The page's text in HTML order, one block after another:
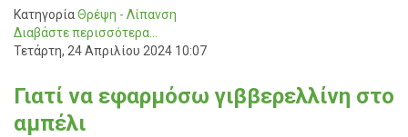
ΚατηγορίαΘρέψη - Λίπανση
Διαβάστε περισσότερα...
Τετάρτη, 24 Απριλίου 2024 10:07
Γιατί να εφαρμόσω γιββερελλίνη στο
αμπέλι